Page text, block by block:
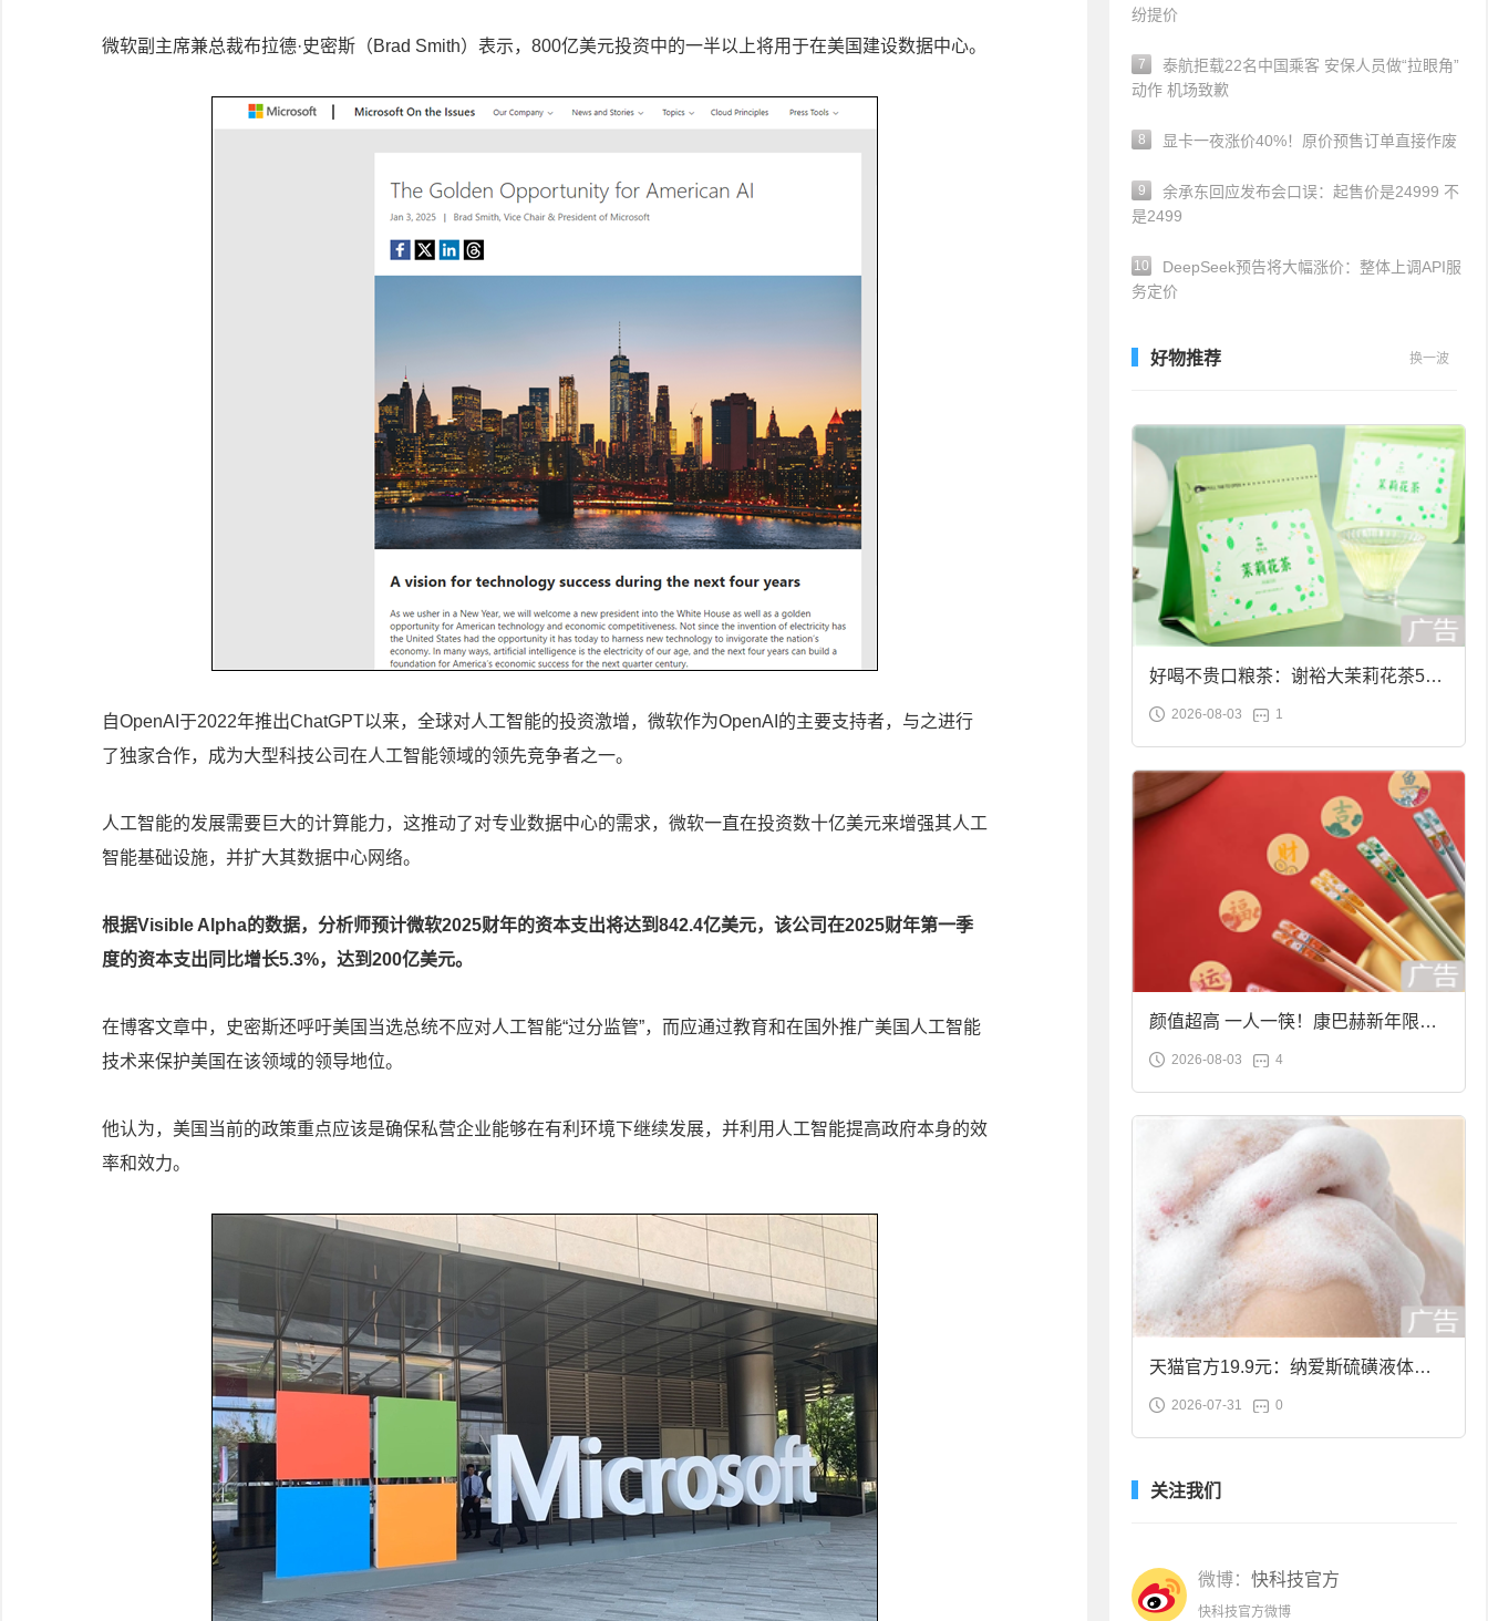
微软副主席兼总裁布拉德·史密斯（Brad Smith）表示，800亿美元投资中的一半以上将用于在美国建设数据中心。
自OpenAI于2022年推出ChatGPT以来，全球对人工智能的投资激增，微软作为OpenAI的主要支持者，与之进行
了独家合作，成为大型科技公司在人工智能领域的领先竞争者之一。
人工智能的发展需要巨大的计算能力，这推动了对专业数据中心的需求，微软一直在投资数十亿美元来增强其人工
智能基础设施，并扩大其数据中心网络。
根据Visible Alpha的数据，分析师预计微软2025财年的资本支出将达到842.4亿美元，该公司在2025财年第一季
度的资本支出同比增长5.3%，达到200亿美元。
在博客文章中，史密斯还呼吁美国当选总统不应对人工智能“过分监管”，而应通过教育和在国外推广美国人工智能
技术来保护美国在该领域的领导地位。
他认为，美国当前的政策重点应该是确保私营企业能够在有利环境下继续发展，并利用人工智能提高政府本身的效
率和效力。
纷提价
7
泰航拒载22名中国乘客 安保人员做“拉眼角”
动作 机场致歉
8 显卡一夜涨价40%！原价预售订单直接作废
9
余承东回应发布会口误：起售价是24999 不
是2499
10
DeepSeek预告将大幅涨价：整体上调API服
务定价
好物推荐 换一波
好喝不贵口粮茶：谢裕大茉莉花茶50g
袋装9.9元到手
2026-08-03 1
颜值超高 一人一筷！康巴赫新年限定
合金筷子大促：19.9元
2026-08-03 4
天猫官方19.9元：纳爱斯硫磺液体香
皂2斤大促
2026-07-31 0
关注我们
微博： 快科技官方
快科技官方微博